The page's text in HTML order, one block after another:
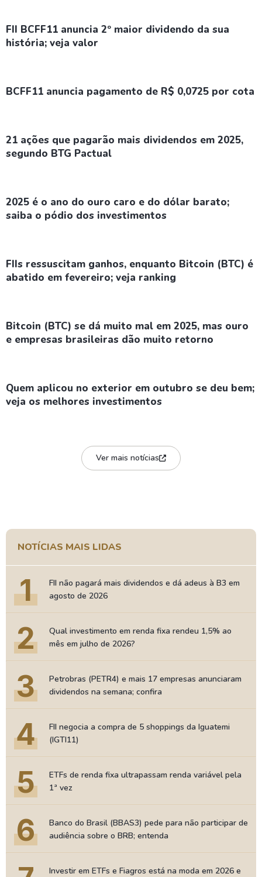
FII BCFF11 anuncia 2º maior dividendo da sua
história; veja valor
BCFF11 anuncia pagamento de R$ 0,0725 por cota
21 ações que pagarão mais dividendos em 2025,
segundo BTG Pactual
2025 é o ano do ouro caro e do dólar barato;
saiba o pódio dos investimentos
FIIs ressuscitam ganhos, enquanto Bitcoin (BTC) é
abatido em fevereiro; veja ranking
Bitcoin (BTC) se dá muito mal em 2025, mas ouro
e empresas brasileiras dão muito retorno
Quem aplicou no exterior em outubro se deu bem;
veja os melhores investimentos
Ver mais notícias
NOTÍCIAS MAIS LIDAS
1
FII não pagará mais dividendos e dá adeus à B3 em
agosto de 2026
2
Qual investimento em renda fixa rendeu 1,5% ao
mês em julho de 2026?
3
Petrobras (PETR4) e mais 17 empresas anunciaram
dividendos na semana; confira
4
FII negocia a compra de 5 shoppings da Iguatemi
(IGTI11)
5
ETFs de renda fixa ultrapassam renda variável pela
1ª vez
6
Banco do Brasil (BBAS3) pede para não participar de
audiência sobre o BRB; entenda
Investir em ETFs e Fiagros está na moda em 2026 e